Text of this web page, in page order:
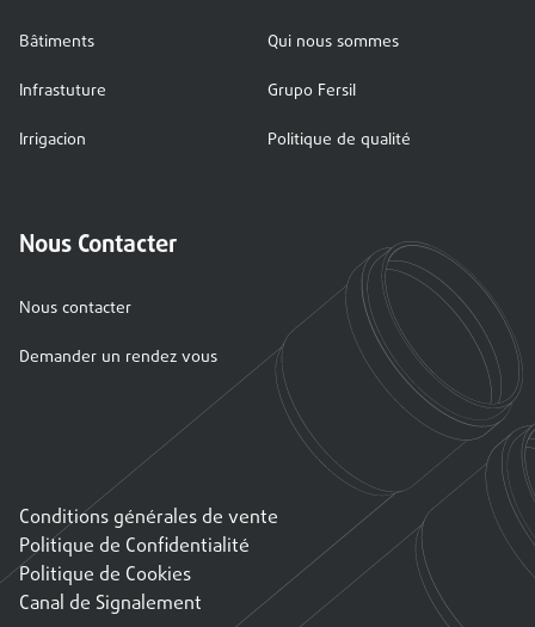
Bâtiments
Infrastuture
Irrigacion
Qui nous sommes
Grupo Fersil
Politique de qualité
Nous Contacter
Nous contacter
Demander un rendez vous
Conditions générales de vente
Politique de Confidentialité
Politique de Cookies
Canal de Signalement